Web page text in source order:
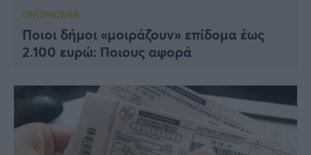
ΟΙΚΟΝΟΜΙΑ
Ποιοι δήμοι «μοιράζουν» επίδομα έως
2.100 ευρώ: Ποιους αφορά